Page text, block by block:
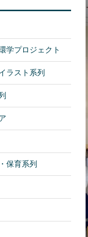
学プロジェクト
ラスト系列
保育系列